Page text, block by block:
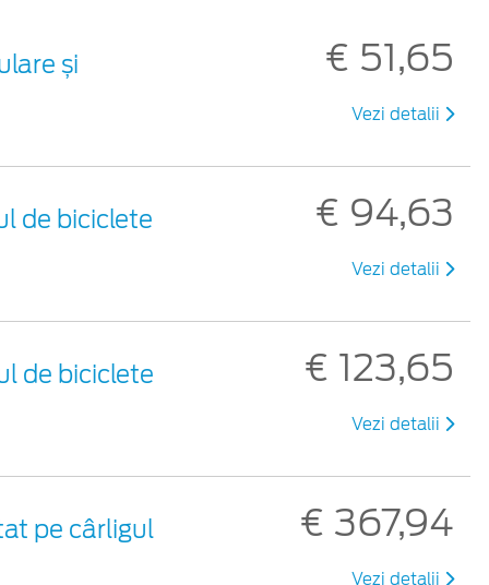
și
€ 51,65
Vezi detalii
de biciclete
€ 94,63
Vezi detalii
de biciclete
€ 123,65
Vezi detalii
pe cârligul
€ 367,94
Vezi detalii